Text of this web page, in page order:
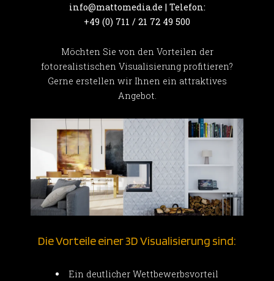
info@mattomedia.de | Telefon:
+49 (0) 711 / 21 72 49 500
Möchten Sie von den Vorteilen der
fotorealistischen Visualisierung profitieren?
Gerne erstellen wir Ihnen ein attraktives
Angebot.
Die Vorteile einer 3D Visualisierung sind:
Ein deutlicher Wettbewerbsvorteil